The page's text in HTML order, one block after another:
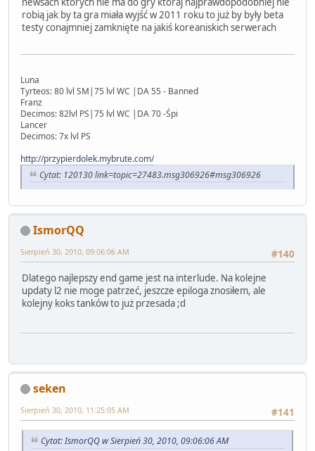
robią jak by ta gra miała wyjść w 2011 roku to już by były beta
testy conajmniej zamknięte na jakiś koreaniskich serwerach
Luna
Tyrteos: 80 lvl SM|75 lvl WC |DA 55 - Banned
Franz
Decimos: 82lvl PS|75 lvl WC |DA 70 -Śpi
Lancer
Decimos: 7x lvl PS
http://przypierdolek.mybrute.com/
Cytat: 120130 link=topic=27483.msg306926#msg306926
IsmorQQ
#140
Sierpień 30, 2010, 09:06:06 AM
Dlatego najlepszy end game jest na interlude. Na kolejne
updaty l2 nie moge patrzeć, jeszcze epiloga znosiłem, ale
kolejny koks tanków to już przesada ;d
seken
#141
Sierpień 30, 2010, 11:25:05 AM
Cytat: IsmorQQ w Sierpień 30, 2010, 09:06:06 AM